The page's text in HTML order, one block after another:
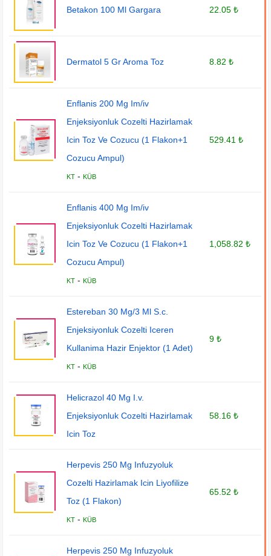
Betakon 100 Ml Gargara 22.05 ₺
Dermatol 5 Gr Aroma Toz 8.82 ₺
Enflanis 200 Mg Im/iv
Enjeksiyonluk Cozelti Hazirlamak
Icin Toz Ve Cozucu (1 Flakon+1
Cozucu Ampul)
KT -KÜB
529.41 ₺
Enflanis 400 Mg Im/iv
Enjeksiyonluk Cozelti Hazirlamak
Icin Toz Ve Cozucu (1 Flakon+1
Cozucu Ampul)
KT -KÜB
1,058.82 ₺
Estereban 30 Mg/3 Ml S.c.
Enjeksiyonluk Cozelti Iceren
Kullanima Hazir Enjektor (1 Adet)
KT -KÜB
9 ₺
Helicrazol 40 Mg I.v.
Enjeksiyonluk Cozelti Hazirlamak
Icin Toz
58.16 ₺
Herpevis 250 Mg Infuzyoluk
Cozelti Hazirlamak Icin Liyofilize
Toz (1 Flakon)
KT -KÜB
65.52 ₺
Herpevis 250 Mg Infuzyoluk